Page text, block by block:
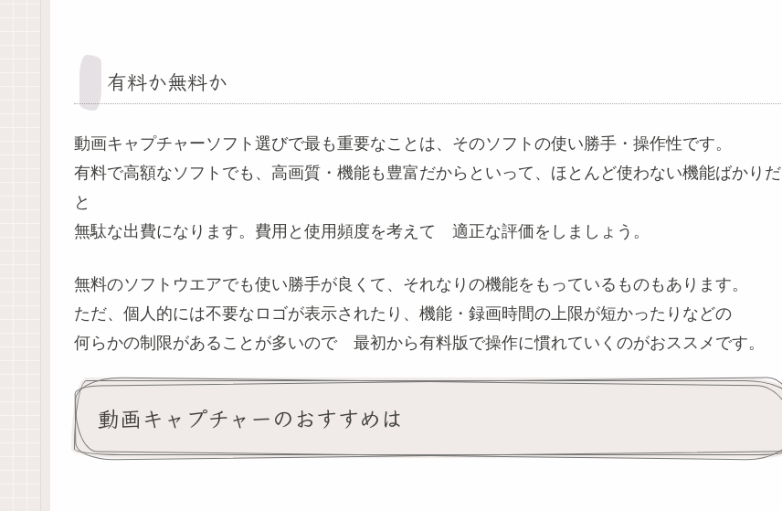
有料か無料か
動画キャプチャーソフト選びで最も重要なことは、そのソフトの使い勝手・操作性です。
有料で高額なソフトでも、高画質・機能も豊富だからといって、ほとんど使わない機能ばかりだ
と
無駄な出費になります。費用と使用頻度を考えて 適正な評価をしましょう。
無料のソフトウエアでも使い勝手が良くて、それなりの機能をもっているものもあります。
ただ、個人的には不要なロゴが表示されたり、機能・録画時間の上限が短かったりなどの
何らかの制限があることが多いので 最初から有料版で操作に慣れていくのがおススメです。
動画キャプチャーのおすすめは